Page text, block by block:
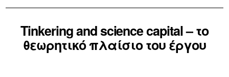
Tinkering and science capital – το
θεωρητικό πλαίσιο του έργου